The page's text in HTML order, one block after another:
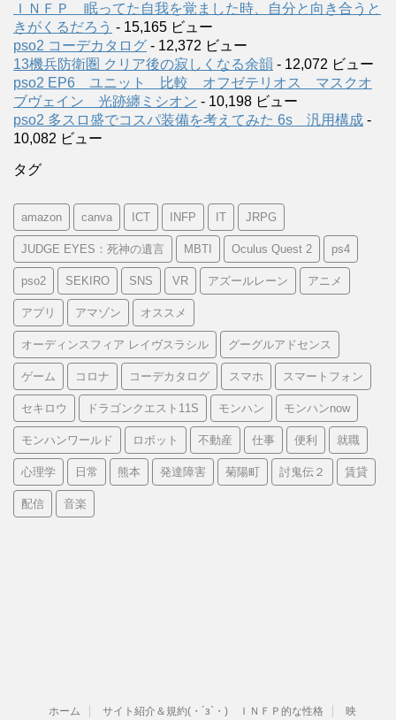
ＩＮＦＰ 眠ってた自我を覚ました時、自分と向き合うと
きがくるだろう - 15,165 ビュー
pso2 コーデカタログ - 12,372 ビュー
13機兵防衛圏 クリア後の寂しくなる余韻 - 12,072 ビュー
pso2 EP6 ユニット 比較 オフゼテリオス マスクオ
ブヴェイン 光跡纏ミシオン - 10,198 ビュー
pso2 多スロ盛でコスパ装備を考えてみた 6s 汎用構成 -
10,082 ビュー
タグ
amazon canva ICT INFP IT JRPG
JUDGE EYES：死神の遺言 MBTI Oculus Quest 2 ps4
pso2 SEKIRO SNS VR アズールレーン アニメ
アプリ アマゾン オススメ
オーディンスフィア レイヴスラシル グーグルアドセンス
ゲーム コロナ コーデカタログ スマホ スマートフォン
セキロウ ドラゴンクエスト11S モンハン モンハンnow
モンハンワールド ロボット 不動産 仕事 便利 就職
心理学 日常 熊本 発達障害 菊陽町 討鬼伝２ 賃貸
配信 音楽
ホーム サイト紹介＆規約(・´з`・) ＩＮＦＰ的な性格 映